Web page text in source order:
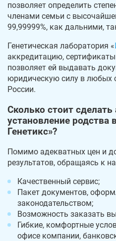
позволяет определить
членами семьи с
99,99999%, как дальними,
Генетическая лаборатория «
аккредитацию,
позволяет ей выдавать
юридическую силу в любых
России.
Сколько стоит сделать
установление
Генетикс»?
Помимо адекватных цен и
результатов, обращаясь к
Качественный сервис;
Пакет документов,
законодательством;
Возможность заказать
Гибкие, комфортные
офисе компании,